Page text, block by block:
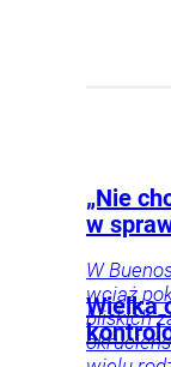
„Nie
w
W
wciąż
bliskich
Wielka